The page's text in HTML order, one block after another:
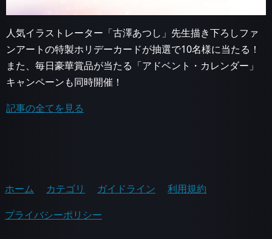
人気イラストレーター「古澤あつし」先生描き下ろしファ
ンアートの特製ホリデーカードが抽選で10名様に当たる！
また、毎日豪華賞品が当たる「アドベント・カレンダー」
キャンペーンも同時開催！
記事の全てを見る
ホーム カテゴリ ガイドライン
利用規約
プライバシーポリシー